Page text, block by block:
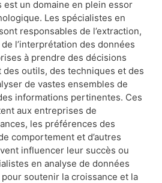
est un domaine en plein essor
Les spécialistes en
responsables de l’extraction,
l’interprétation des données
à prendre des décisions
outils, des techniques et des
de vastes ensembles de
informations pertinentes. Ces
aux entreprises de
les préférences des
comportement et d’autres
influencer leur succès ou
en analyse de données
soutenir la croissance et la